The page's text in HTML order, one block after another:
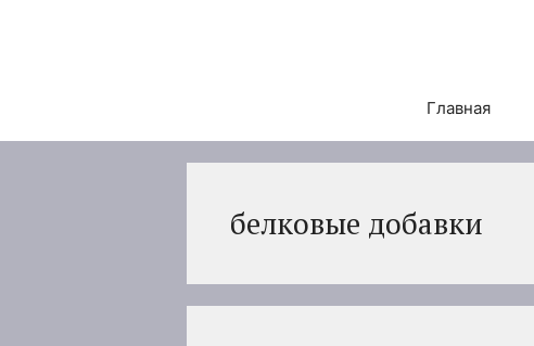
Главная
белковые добавки